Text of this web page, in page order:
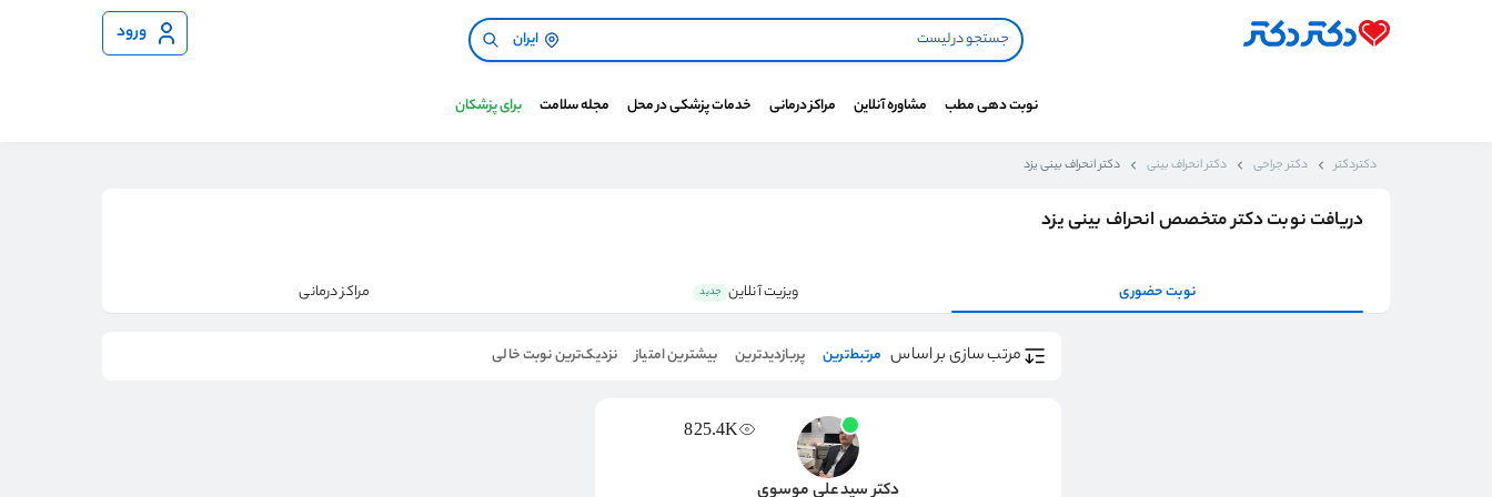
ایران ورود
نوبت دهی مطب مشاوره آنلاین مراکز درمانی خدمات پزشکی در محل مجله سلامت برای پزشکان
دکتردکتر دکتر جراحی دکتر انحراف بینی دکتر انحراف بینی یزد
دریافت نوبت دکتر متخصص انحراف بینی یزد
نوبت حضوری ویزیت آنلاین جدید مراکز درمانی
مرتب سازی بر اساس مرتبط‌ترین پربازدیدترین بیشترین امتیاز نزدیک‌ترین نوبت خالی
825.4K
دکتر سید علی موسوی